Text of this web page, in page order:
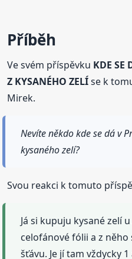
Příběh
Ve svém příspěvku KDE SE
Z KYSANÉHO ZELÍse k
Mirek.
Nevíte někdo kde se dá v
kysaného zelí?
Svou reakci k tomuto
Já si kupuju kysané zelí
celofánové fólii a z
šťávu. Je jí tam vždycky